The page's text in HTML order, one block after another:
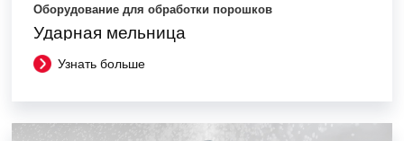
Оборудование для обработки порошков
Ударная мельница
Узнать больше